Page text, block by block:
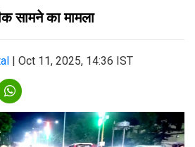
सामने का मामला
| Oct 11, 2025, 14:36 IST